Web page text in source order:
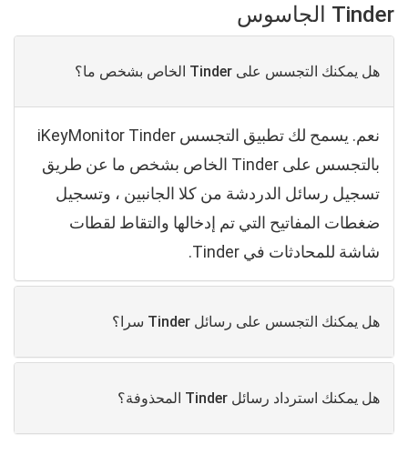
Tinder الجاسوس
هل يمكنك التجسس على Tinder الخاص بشخص ما؟
نعم. يسمح لك تطبيق التجسس iKeyMonitor Tinder
بالتجسس على Tinder الخاص بشخص ما عن طريق
تسجيل رسائل الدردشة من كلا الجانبين ، وتسجيل
ضغطات المفاتيح التي تم إدخالها والتقاط لقطات
شاشة للمحادثات في Tinder.
هل يمكنك التجسس على رسائل Tinder سرا؟
هل يمكنك استرداد رسائل Tinder المحذوفة؟